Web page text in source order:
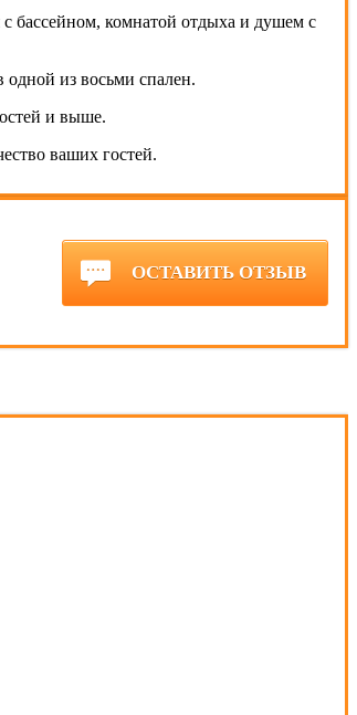
с бассейном, комнатой отдыха и душем с
одной из восьми спален.
и выше.
ваших гостей.
ОСТАВИТЬ ОТЗЫВ